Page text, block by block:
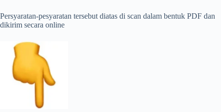
Persyaratan-pesyaratan tersebut diatas di scan dalam bentuk PDF dan
dikirim secara online